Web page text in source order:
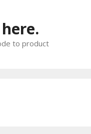
to product